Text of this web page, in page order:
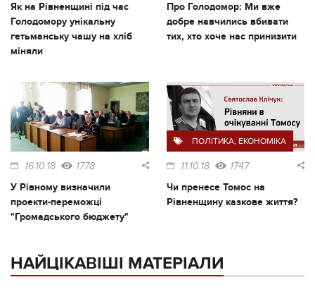
Як на Рівненщині під час
Голодомору унікальну
гетьманську чашу на хліб
міняли
Про Голодомор: Ми вже
добре навчились вбивати
тих, хто хоче нас принизити
16.10.18 1778
У Рівному визначили
проекти-переможці
"Громадського бюджету"
ПОЛІТИКА, ЕКОНОМІКА
11.10.18 1747
Чи пренесе Томос на
Рівненщину казкове життя?
НАЙЦІКАВІШІ МАТЕРІАЛИ